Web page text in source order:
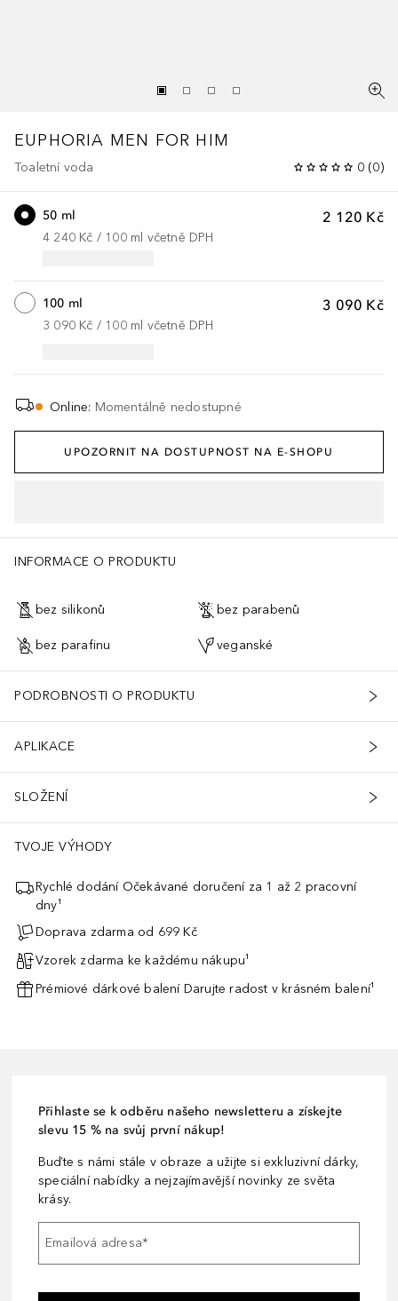
EUPHORIA MEN FOR HIM
Toaletní voda 0 (0)
2 120 Kč
50 ml
4 240 Kč / 100 ml včetně DPH
3 090 Kč
100 ml
3 090 Kč / 100 ml včetně DPH
Online: Momentálně nedostupné
UPOZORNIT NA DOSTUPNOST NA E-SHOPU
INFORMACE O PRODUKTU
bez silikonů bez parabenů
bez parafinu veganské
PODROBNOSTI O PRODUKTU
APLIKACE
SLOŽENÍ
TVOJE VÝHODY
Rychlé dodání Očekávané doručení za 1 až 2 pracovní
dny¹
Doprava zdarma od 699 Kč
Vzorek zdarma ke každému nákupu¹
Prémiové dárkové balení Darujte radost v krásném balení¹
Přihlaste se k odběru našeho newsletteru a získejte
slevu 15 % na svůj první nákup!
Buďte s námi stále v obraze a užijte si exkluzivní dárky,
speciální nabídky a nejzajímavější novinky ze světa
krásy.
Emailová adresa*